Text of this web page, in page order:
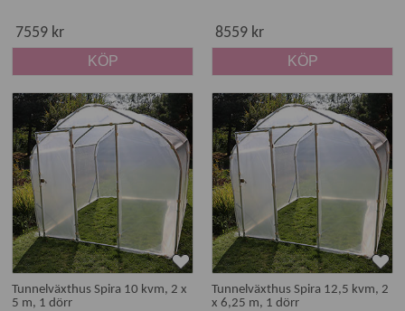
7559 kr
KÖP
8559 kr
KÖP
Tunnelväxthus Spira 10 kvm, 2 x
5 m, 1 dörr
Tunnelväxthus Spira 12,5 kvm, 2
x 6,25 m, 1 dörr